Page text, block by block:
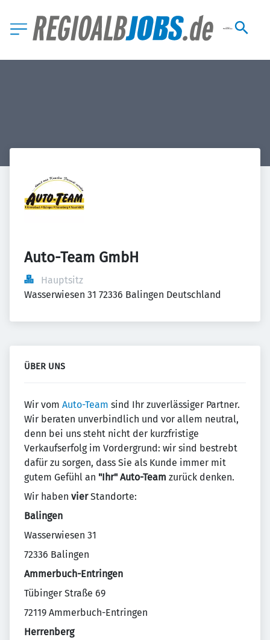
Auto-Team GmbH
Hauptsitz
Wasserwiesen 31 72336 Balingen Deutschland
ÜBER UNS
Wir vom Auto-Team sind Ihr zuverlässiger Partner.
Wir beraten unverbindlich und vor allem neutral,
denn bei uns steht nicht der kurzfristige
Verkaufserfolg im Vordergrund: wir sind bestrebt
dafür zu sorgen, dass Sie als Kunde immer mit
gutem Gefühl an "Ihr" Auto-Team zurück denken.
Wir haben vierStandorte:
Balingen
Wasserwiesen 31
72336 Balingen
Ammerbuch-Entringen
Tübinger Straße 69
72119 Ammerbuch-Entringen
Herrenberg